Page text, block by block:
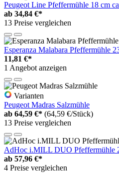
Peugeot Line Pfeffermühle 18 cm
ab 34,84 €*
13 Preise vergleichen
Esperanza Malabara Pfeffermühle
11,81 €*
1 Angebot anzeigen
Varianten
Peugeot Madras Salzmühle
ab 64,59 €* (64,59 €/Stück)
13 Preise vergleichen
AdHoc i.MILL DUO Pfeffermühle
ab 57,96 €*
4 Preise vergleichen